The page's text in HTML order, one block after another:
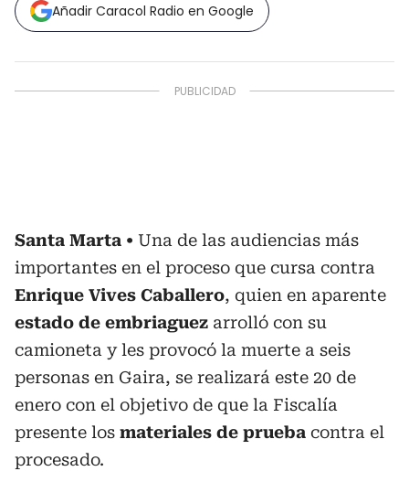
Añadir Caracol Radio en Google
Santa Marta
Una de las audiencias más
importantes en el proceso que cursa contra
Enrique Vives Caballero, quien en aparente
estado de embriaguez arrolló con su
camioneta y les provocó la muerte a seis
personas en Gaira, se realizará este 20 de
enero con el objetivo de que la Fiscalía
presente los materiales de prueba contra el
procesado.